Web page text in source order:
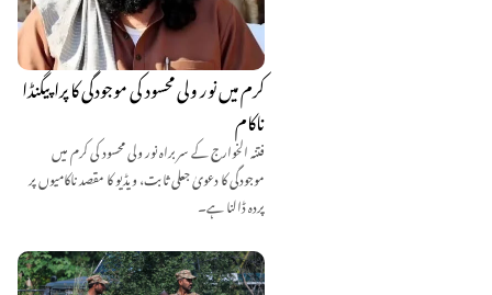
کرم میں نور ولی محسود کی موجودگی کا پراپیگنڈا
ناکام
فتنہ الخوارج کے سربراہ نور ولی محسود کی کرم میں
موجودگی کا دعویٰ جعلی ثابت، ویڈیو کا مقصد ناکامیوں پر
پردہ ڈالنا ہے۔